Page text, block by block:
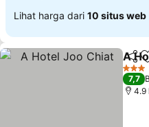
Lihat harga dari 10 situs web
A
3
7,7
4.9